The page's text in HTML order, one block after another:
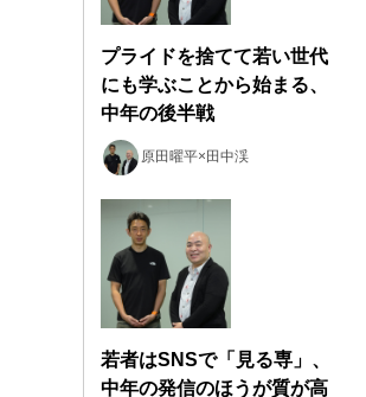
プライドを捨てて若い世代
にも学ぶことから始まる、
中年の後半戦
原田曜平×田中渓
若者はSNSで「見る専」、
中年の発信のほうが質が高